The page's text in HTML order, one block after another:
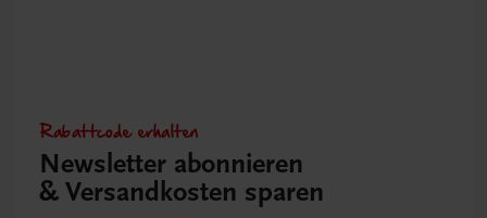
Rabattcode erhalten
Newsletter abonnieren
& Versandkosten sparen